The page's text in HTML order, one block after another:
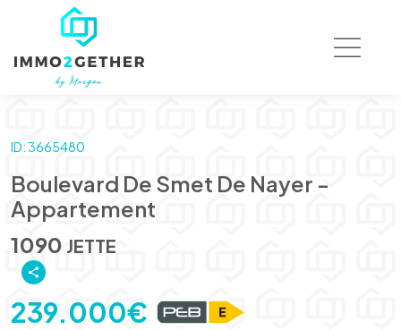
ID: 3665480
Boulevard De Smet De Nayer -
Appartement
1090 JETTE
239.000€